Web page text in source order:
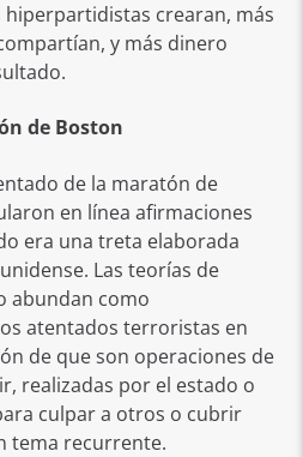
crearan, más
y más dinero
de Boston
de la maratón de
en línea afirmaciones
era una treta elaborada
Las teorías de
abundan como
atentados terroristas en
de que son operaciones de
realizadas por el estado o
culpar a otros o cubrir
tema recurrente.